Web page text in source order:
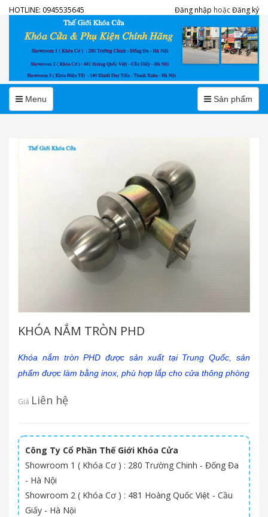
HOTLINE: 0945535645 Đăng nhập hoặcĐăng ký
MenuMenu MenuSản phẩm
KHÓA NẮM TRÒN PHD
Khóa nắm tròn PHD được sản xuất tại Trung Quốc, sản
phẩm được làm bằng inox, phù hợp lắp cho cửa thông phòng
Giá Liên hệ
Công Ty Cổ Phần Thế Giới Khóa Cửa
Showroom 1 ( Khóa Cơ ) : 280 Trường Chinh - Đống Đa
- Hà Nội
Showroom 2 ( Khóa Cơ ) : 481 Hoàng Quốc Việt - Cầu
Giấy - Hà Nội